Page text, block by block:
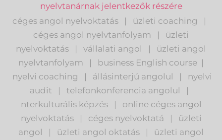
nyelvtanárnak jelentkezők részére
céges angol nyelvoktatás
| üzleti coaching
|
céges angol nyelvtanfolyam
|
üzleti
nyelvoktatás
| vállalati angol |
üzleti angol
nyelvtanfolyam
| business English course |
nyelvi coaching
| állásinterjú angolul |
nyelvi
audit
| telefonkonferencia angolul
|
nterkulturális képzés
| online céges angol
nyelvoktatás
| céges nyelvoktatá |
üzleti
angol
| üzleti angol oktatás |
üzleti angol